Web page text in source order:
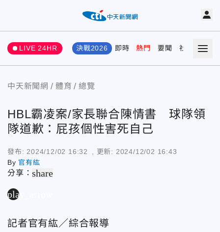
LIVE 24HR 決戰2026 即時 熱門 要聞 社會 娛樂
中天新聞網 體育 總覽
HBL霸凌案/家長聯合陳情書 球隊領
隊道歉：屁孩個性害死自己
發布: 2024/12/02 16:32 , 更新: 2024/12/02 16:43
By 官有紘
分享：share
play_arrow
記者官有紘／綜合報導